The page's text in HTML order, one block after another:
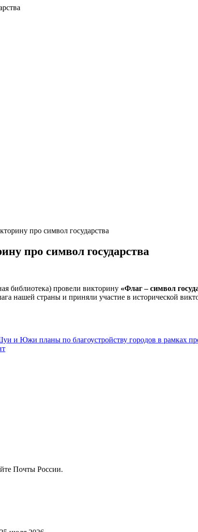
про символ государства
про символ государства
библиотека) провели викторину «Флаг – символ
нашей страны и приняли участие в исторической
и Южи планы по благоустройству городов в рамках
Почты России.